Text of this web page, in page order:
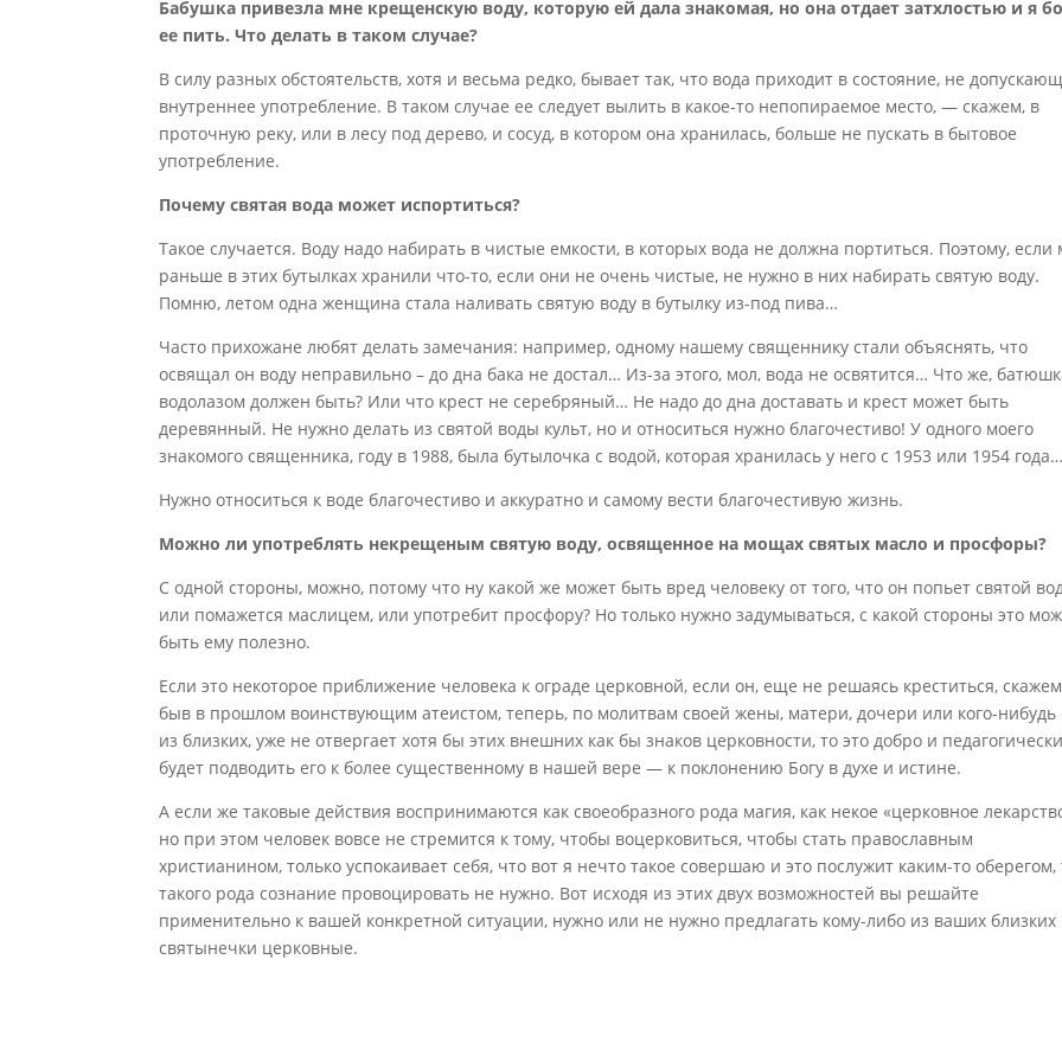
Бабушка привезла мне крещенскую воду, которую ей дала знакомая, но она отдает затхлостью и я
ее пить. Что делать в таком случае?
В силу разных обстоятельств, хотя и весьма редко, бывает так, что вода приходит в состояние, не
внутреннее употребление. В таком случае ее следует вылить в какое-то непопираемое место, — скажем, в
проточную реку, или в лесу под дерево, и сосуд, в котором она хранилась, больше не пускать в бытовое
употребление.
Почему святая вода может испортиться?
Такое случается. Воду надо набирать в чистые емкости, в которых вода не должна портиться. Поэтому, если
раньше в этих бутылках хранили что-то, если они не очень чистые, не нужно в них набирать святую воду.
Помню, летом одна женщина стала наливать святую воду в бутылку из-под пива…
Часто прихожане любят делать замечания: например, одному нашему священнику стали объяснять, что
освящал он воду неправильно – до дна бака не достал… Из-за этого, мол, вода не освятится… Что же,
водолазом должен быть? Или что крест не серебряный… Не надо до дна доставать и крест может быть
деревянный. Не нужно делать из святой воды культ, но и относиться нужно благочестиво! У одного моего
знакомого священника, году в 1988, была бутылочка с водой, которая хранилась у него с 1953 или 1954 года…
Нужно относиться к воде благочестиво и аккуратно и самому вести благочестивую жизнь.
Можно ли употреблять некрещеным святую воду, освященное на мощах святых масло и просфоры?
С одной стороны, можно, потому что ну какой же может быть вред человеку от того, что он попьет святой
или помажется маслицем, или употребит просфору? Но только нужно задумываться, с какой стороны это
быть ему полезно.
Если это некоторое приближение человека к ограде церковной, если он, еще не решаясь креститься,
быв в прошлом воинствующим атеистом, теперь, по молитвам своей жены, матери, дочери или кого-
из близких, уже не отвергает хотя бы этих внешних как бы знаков церковности, то это добро и
будет подводить его к более существенному в нашей вере — к поклонению Богу в духе и истине.
А если же таковые действия воспринимаются как своеобразного рода магия, как некое «церковное
но при этом человек вовсе не стремится к тому, чтобы воцерковиться, чтобы стать православным
христианином, только успокаивает себя, что вот я нечто такое совершаю и это послужит каким-то оберегом,
такого рода сознание провоцировать не нужно. Вот исходя из этих двух возможностей вы решайте
применительно к вашей конкретной ситуации, нужно или не нужно предлагать кому-либо из ваших близких
святынечки церковные.